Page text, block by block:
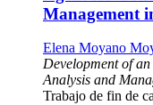
Management
Elena Moyano
Development of
Analysis and
Trabajo de fin de